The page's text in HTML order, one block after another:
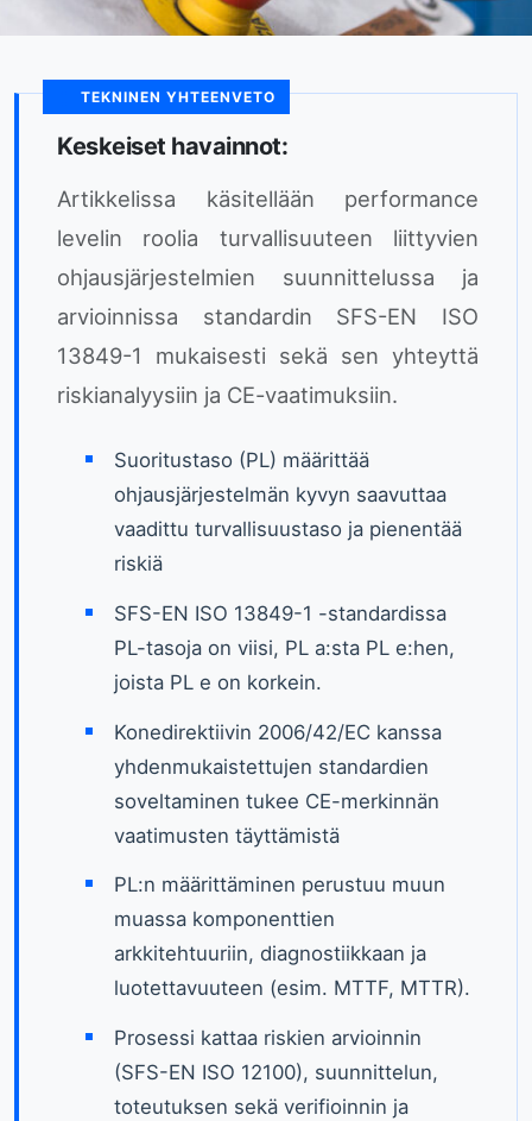
TEKNINEN YHTEENVETO
Keskeiset havainnot:
Artikkelissa käsitellään performance
levelin roolia turvallisuuteen liittyvien
ohjausjärjestelmien suunnittelussa ja
arvioinnissa standardin SFS-EN ISO
13849-1 mukaisesti sekä sen yhteyttä
riskianalyysiin ja CE-vaatimuksiin.
Suoritustaso (PL) määrittää
ohjausjärjestelmän kyvyn saavuttaa
vaadittu turvallisuustaso ja pienentää
riskiä
SFS-EN ISO 13849-1 -standardissa
PL-tasoja on viisi, PL a:sta PL e:hen,
joista PL e on korkein.
Konedirektiivin 2006/42/EC kanssa
yhdenmukaistettujen standardien
soveltaminen tukee CE-merkinnän
vaatimusten täyttämistä
PL:n määrittäminen perustuu muun
muassa komponenttien
arkkitehtuuriin, diagnostiikkaan ja
luotettavuuteen (esim. MTTF, MTTR).
Prosessi kattaa riskien arvioinnin
(SFS-EN ISO 12100), suunnittelun,
toteutuksen sekä verifioinnin ja